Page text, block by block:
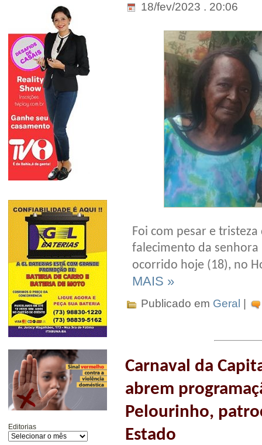
Editorias
18/fev/2023 . 20:06
Foi com pesar e
falecimento da senhora
ocorrido hoje (18), no
MAIS »
Publicado em Geral
Carnaval da
abrem
Pelourinho,
Estado